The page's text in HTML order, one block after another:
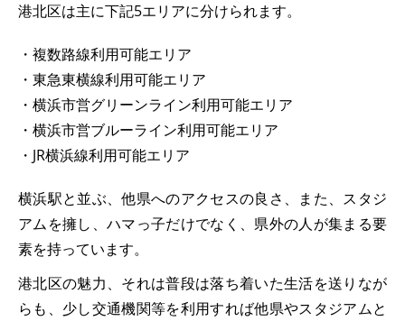
港北区は主に下記5エリアに分けられます。
・複数路線利用可能エリア
・東急東横線利用可能エリア
・横浜市営グリーンライン利用可能エリア
・横浜市営ブルーライン利用可能エリア
・JR横浜線利用可能エリア
横浜駅と並ぶ、他県へのアクセスの良さ、また、スタジ
アムを擁し、ハマっ子だけでなく、県外の人が集まる要
素を持っています。
港北区の魅力、それは普段は落ち着いた生活を送りなが
らも、少し交通機関等を利用すれば他県やスタジアムと